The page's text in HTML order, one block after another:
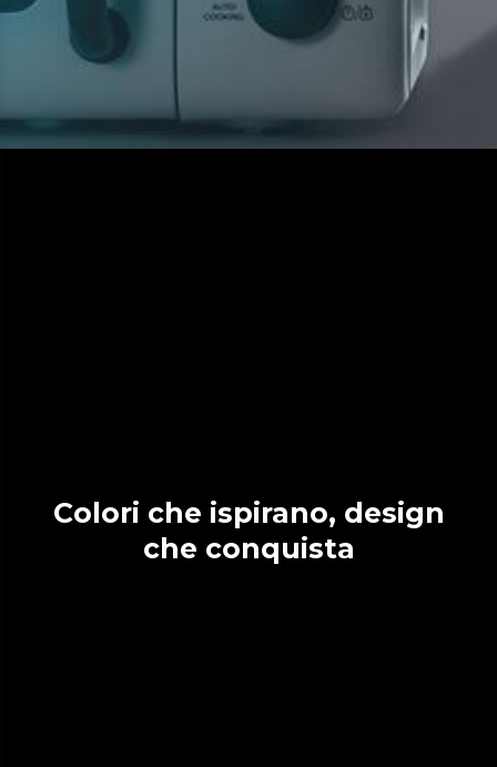
Colori che ispirano, design
che conquista